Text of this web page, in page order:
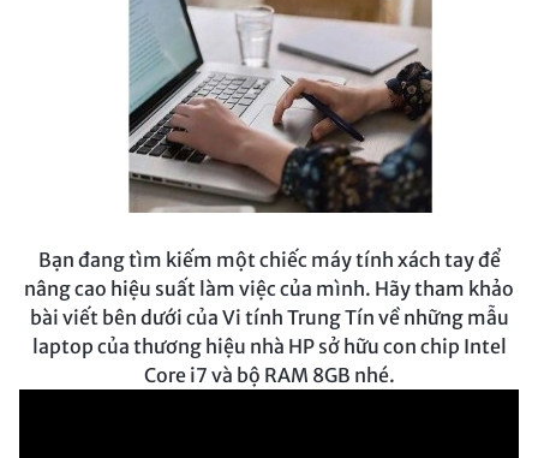
Bạn đang tìm kiếm một chiếc máy tính xách tay để
nâng cao hiệu suất làm việc của mình. Hãy tham khảo
bài viết bên dưới của Vi tính Trung Tín về những mẫu
laptop của thương hiệu nhà HP sở hữu con chip Intel
Core i7 và bộ RAM 8GB nhé.